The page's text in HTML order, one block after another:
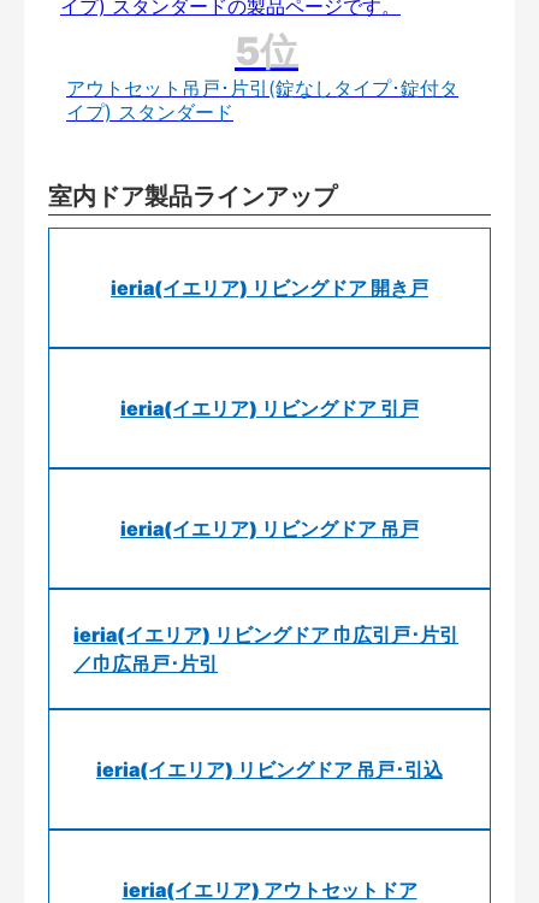
アウトセット吊戸･片引(錠なしタイプ･錠付タ
イプ) スタンダード
室内ドア製品ラインアップ
ieria(イエリア) リビングドア 開き戸
ieria(イエリア) リビングドア 引戸
ieria(イエリア) リビングドア 吊戸
ieria(イエリア) リビングドア 巾広引戸･片引
／巾広吊戸･片引
ieria(イエリア) リビングドア 吊戸･引込
ieria(イエリア) アウトセットドア